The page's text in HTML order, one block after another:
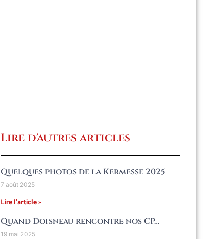
Lire d'autres articles
Quelques photos de la Kermesse 2025
7 août 2025
Lire l'article »
Quand Doisneau rencontre nos CP…
19 mai 2025